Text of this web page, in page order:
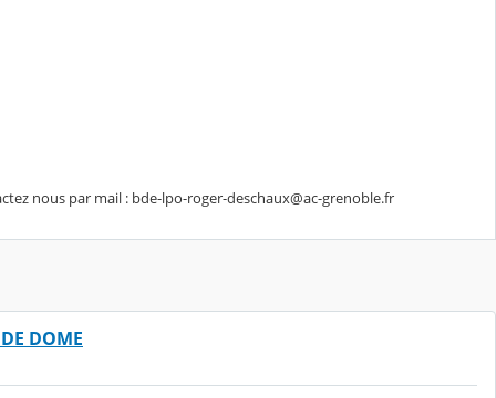
nous par mail : bde-lpo-roger-deschaux@ac-grenoble.fr
DOME